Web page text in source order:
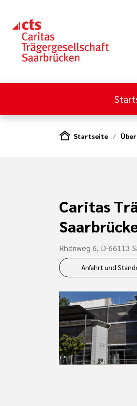
Startseite
Caritas
Rhönweg 6, D-66113
Anfahrt und